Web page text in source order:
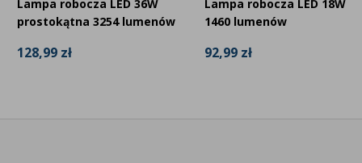
Lampa robocza LED 36W
prostokątna 3254 lumenów
128,99 zł
Lampa robocza LED 18W
1460 lumenów
92,99 zł